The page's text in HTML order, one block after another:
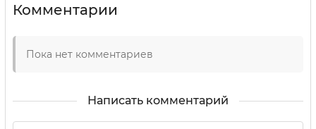
Комментарии
Пока нет комментариев
Написать комментарий